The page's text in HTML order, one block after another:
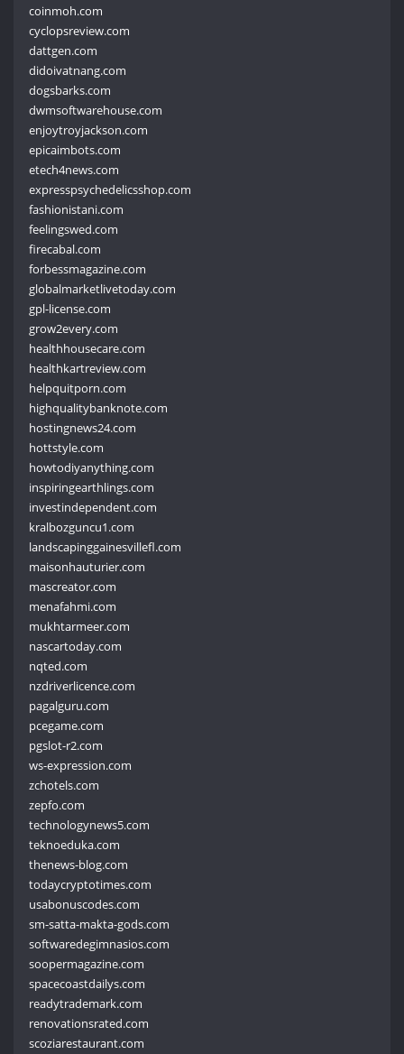
coinmoh.com
cyclopsreview.com
dattgen.com
didoivatnang.com
dogsbarks.com
dwmsoftwarehouse.com
enjoytroyjackson.com
epicaimbots.com
etech4news.com
expresspsychedelicsshop.com
fashionistani.com
feelingswed.com
firecabal.com
forbessmagazine.com
globalmarketlivetoday.com
gpl-license.com
grow2every.com
healthhousecare.com
healthkartreview.com
helpquitporn.com
highqualitybanknote.com
hostingnews24.com
hottstyle.com
howtodiyanything.com
inspiringearthlings.com
investindependent.com
kralbozguncu1.com
landscapinggainesvillefl.com
maisonhauturier.com
mascreator.com
menafahmi.com
mukhtarmeer.com
nascartoday.com
nqted.com
nzdriverlicence.com
pagalguru.com
pcegame.com
pgslot-r2.com
ws-expression.com
zchotels.com
zepfo.com
technologynews5.com
teknoeduka.com
thenews-blog.com
todaycryptotimes.com
usabonuscodes.com
sm-satta-makta-gods.com
softwaredegimnasios.com
soopermagazine.com
spacecoastdailys.com
readytrademark.com
renovationsrated.com
scoziarestaurant.com